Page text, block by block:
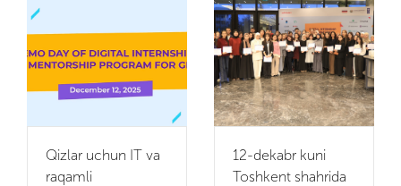
Qizlar uchun IT va
raqamli
12-dekabr kuni
Toshkent shahrida